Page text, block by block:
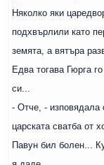
Няколко яки
подхвърлили като
земята, а вятъра
Едва тогава Гюрга
си...
- Отче, - изповядала
царската сватба от
Павун бил болен...